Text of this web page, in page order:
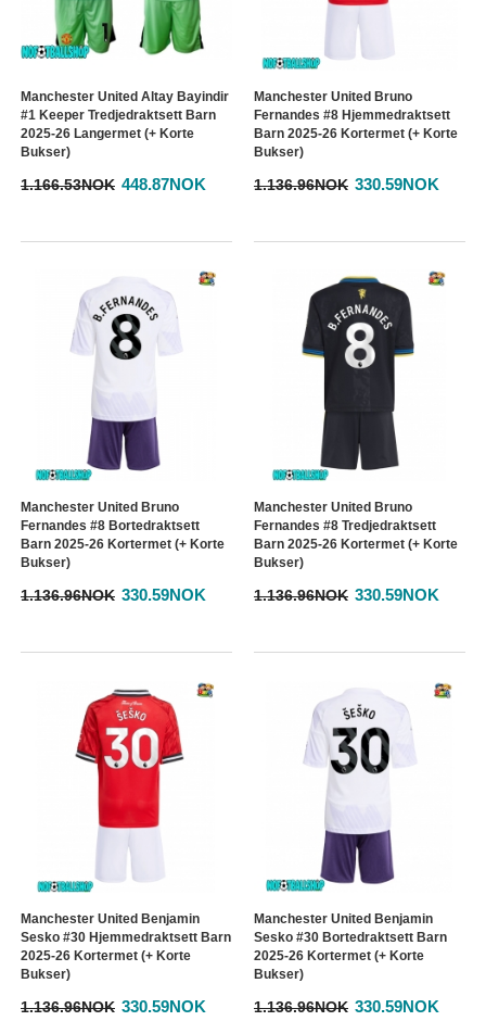
Manchester United Altay Bayindir
#1 Keeper Tredjedraktsett Barn
2025-26 Langermet (+ Korte
Bukser)
1.166.53NOK 448.87NOK
Manchester United Bruno
Fernandes #8 Hjemmedraktsett
Barn 2025-26 Kortermet (+ Korte
Bukser)
1.136.96NOK 330.59NOK
Manchester United Bruno
Fernandes #8 Bortedraktsett
Barn 2025-26 Kortermet (+ Korte
Bukser)
1.136.96NOK 330.59NOK
Manchester United Bruno
Fernandes #8 Tredjedraktsett
Barn 2025-26 Kortermet (+ Korte
Bukser)
1.136.96NOK 330.59NOK
Manchester United Benjamin
Sesko #30 Hjemmedraktsett Barn
2025-26 Kortermet (+ Korte
Bukser)
1.136.96NOK 330.59NOK
Manchester United Benjamin
Sesko #30 Bortedraktsett Barn
2025-26 Kortermet (+ Korte
Bukser)
1.136.96NOK 330.59NOK